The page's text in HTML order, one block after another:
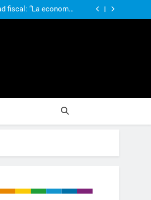
«gravísimos»
fiscal: “La economía
a generar déficit”
marcha atrás” con la
«gravísimos»
fiscal: “La economía
a generar déficit”
marcha atrás” con la
los gobernadores
Argentina: “Hubiera